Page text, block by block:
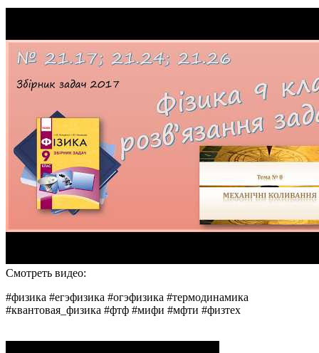
Смотреть видео:
#физика #егэфизика #огэфизика #термодинамика
#квантовая_физика #фтф #мифи #мфти #физтех